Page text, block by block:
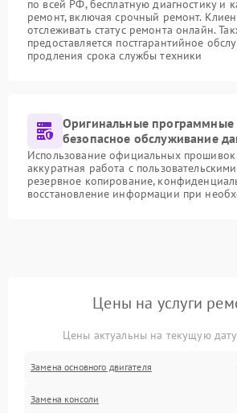
по всей РФ, бесплатную диагностику и
ремонт, включая срочный ремонт.
отслеживать статус ремонта онлайн.
предоставляется постгарантийное
продления срока службы техники
Оригинальные программные
безопасное обслуживание
Использование официальных
аккуратная работа с
резервное копирование,
восстановление информации при
Цены на услуги
Цены актуальны на текущую
Замена основного двигателя
Замена консоли